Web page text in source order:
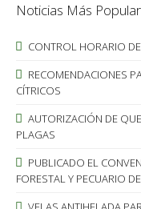
Noticias Más
CONTROL HORARIO
RECOMENDACIONES
CÍTRICOS
AUTORIZACIÓN DE
PLAGAS
PUBLICADO EL
FORESTAL Y PECUARIO